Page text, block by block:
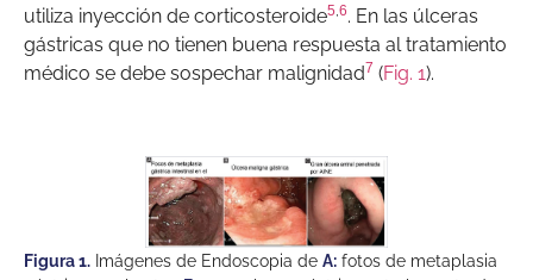
utiliza inyección de corticosteroide5,6. En las úlceras
gástricas que no tienen buena respuesta al tratamiento
médico se debe sospechar malignidad7 (Fig. 1).
Figura 1. Imágenes de Endoscopia de A: fotos de metaplasia